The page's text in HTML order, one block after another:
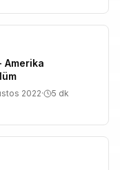
Amerika
2022· 5 dk